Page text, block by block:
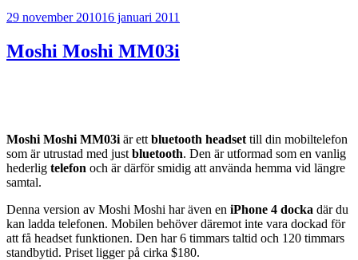
Publicerat
29 november 201016 januari 2011
Moshi Moshi MM03i
Moshi Moshi MM03i är ett bluetooth headset till din mobiltelefon
som är utrustad med just bluetooth. Den är utformad som en vanlig
hederlig telefon och är därför smidig att använda hemma vid längre
samtal.
Denna version av Moshi Moshi har även en iPhone 4 docka där du
kan ladda telefonen. Mobilen behöver däremot inte vara dockad för
att få headset funktionen. Den har 6 timmars taltid och 120 timmars
standbytid. Priset ligger på cirka $180.